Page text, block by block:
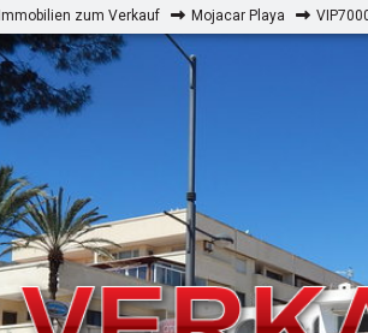
Immobilien zum Verkauf Mojacar Playa